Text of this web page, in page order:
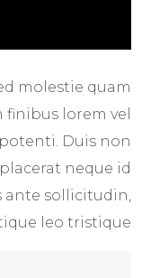
molestie quam
lorem vel
Duis non
neque id
ante sollicitudin,
leo tristique